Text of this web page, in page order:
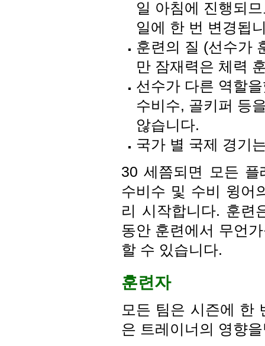
일 아침에 진행되
일에 한 번 변경됩
훈련의 질 (선수가
만 잠재력은 체력
선수가 다른 역할
수비수, 골키퍼 등
않습니다.
국가 별 국제 경기
30 세쯤되면 모든 플
수비수 및 수비 윙어
리 시작합니다. 훈련
동안 훈련에서 무언
할 수 있습니다.
훈련자
모든 팀은 시즌에 한
은 트레이너의 영향